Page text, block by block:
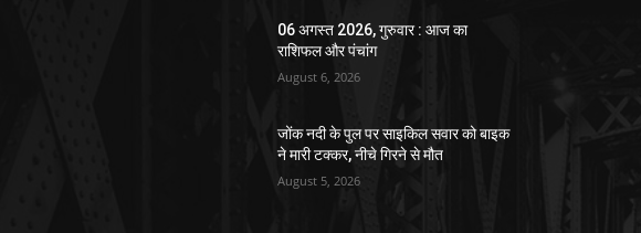
06 अगस्त 2026, गुरुवार : आज का
राशिफल और पंचांग
August 6, 2026
जोंक नदी के पुल पर साइकिल सवार को बाइक
ने मारी टक्कर, नीचे गिरने से मौत
August 5, 2026